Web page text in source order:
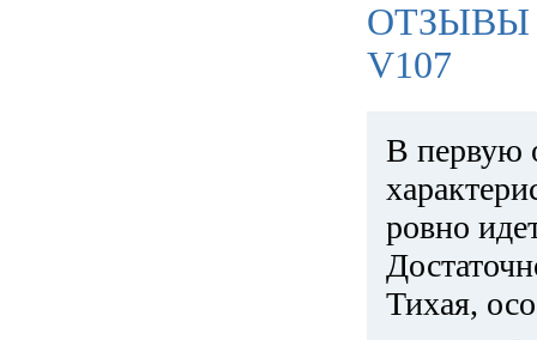
ОТЗЫВЫ
V107
В первую
ровно
Тихая,